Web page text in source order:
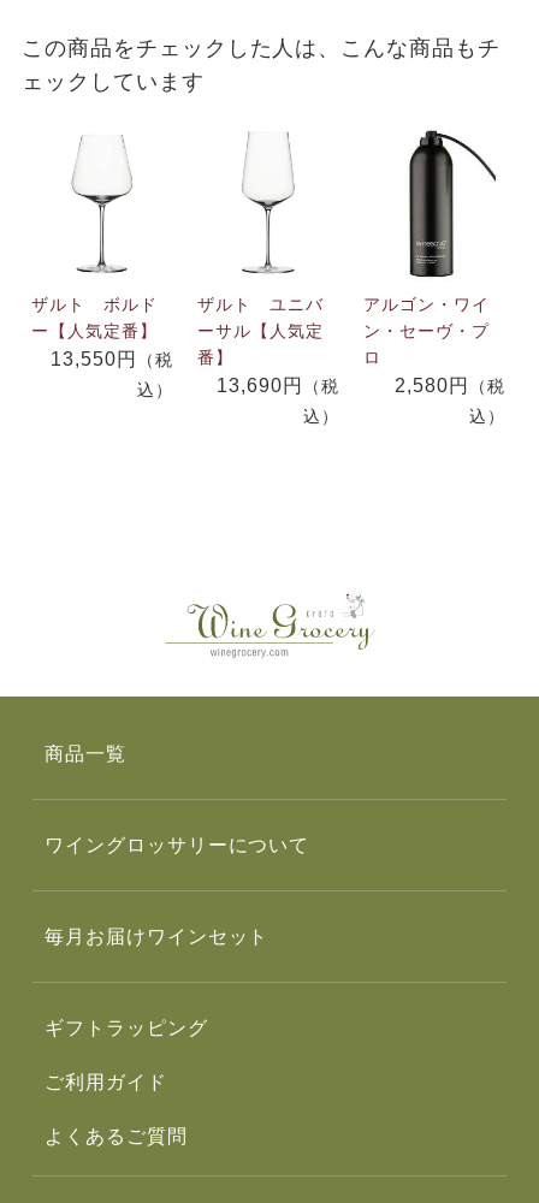
この商品をチェックした人は、こんな商品もチ
ェックしています
ザルト ボルド
ー【人気定番】
13,550円
（税
込）
ザルト ユニバ
ーサル【人気定
番】
13,690円
（税
込）
アルゴン・ワイ
ン・セーヴ・プ
ロ
2,580円
（税
込）
商品一覧
ワイングロッサリーについて
毎月お届けワインセット
ギフトラッピング
ご利用ガイド
よくあるご質問